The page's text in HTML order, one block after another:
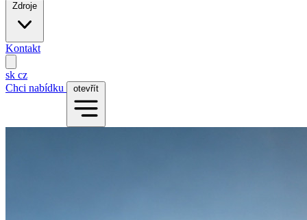
Zdroje
Kontakt
sk cz
Chci nabídku
otevřít